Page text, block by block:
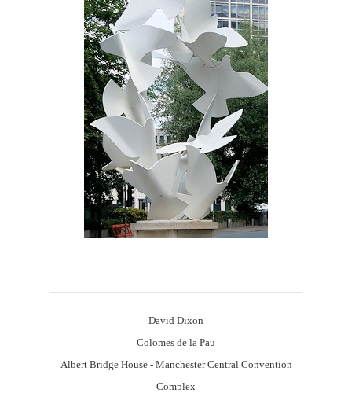
David Dixon
Colomes de la Pau
Albert Bridge House - Manchester Central Convention
Complex